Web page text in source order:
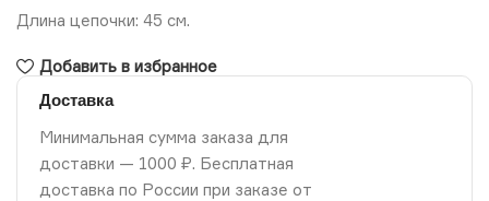
Длина цепочки: 45 см.
Добавить в избранное
Доставка
Минимальная сумма заказа для
доставки — 1000 ₽. Бесплатная
доставка по России при заказе от